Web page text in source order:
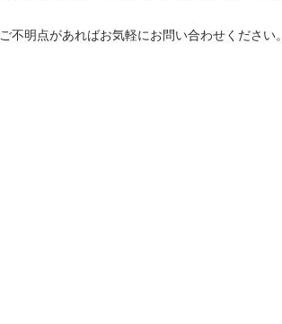
ご不明点があればお気軽にお問い合わせください。